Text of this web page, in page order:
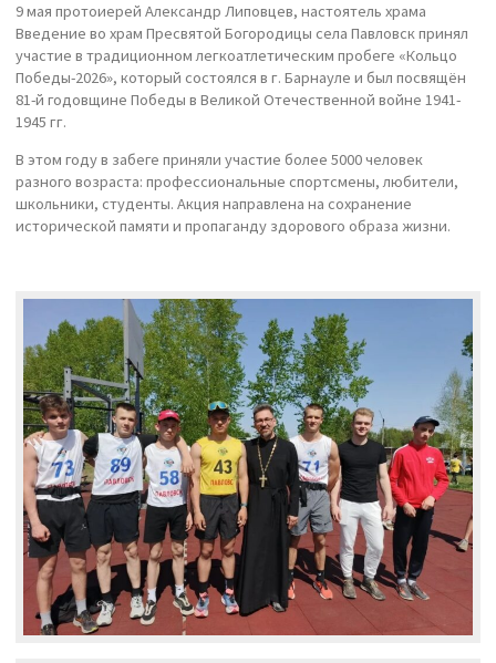
9 мая протоиерей Александр Липовцев, настоятель храма
Введение во храм Пресвятой Богородицы села Павловск принял
участие в традиционном легкоатлетическим пробеге «Кольцо
Победы-2026», который состоялся в г. Барнауле и был посвящён
81-й годовщине Победы в Великой Отечественной войне 1941-
1945 гг.
В этом году в забеге приняли участие более 5000 человек
разного возраста: профессиональные спортсмены, любители,
школьники, студенты. Акция направлена на сохранение
исторической памяти и пропаганду здорового образа жизни.